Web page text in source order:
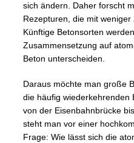
sich ändern. Daher forscht
Rezepturen, die mit
Künftige Betonsorten
Zusammensetzung auf
Beton unterscheiden.
Daraus möchte man große
die häufig wiederkehrenden
von der Eisenbahnbrücke
steht man vor einer
Frage: Wie lässt sich die